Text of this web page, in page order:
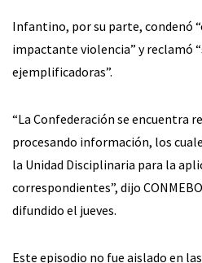
Infantino, por su parte, condenó
impactante violencia” y reclamó
ejemplificadoras”.
“La Confederación se encuentra
procesando información, los
la Unidad Disciplinaria para la
correspondientes”, dijo
difundido el jueves.
Este episodio no fue aislado en